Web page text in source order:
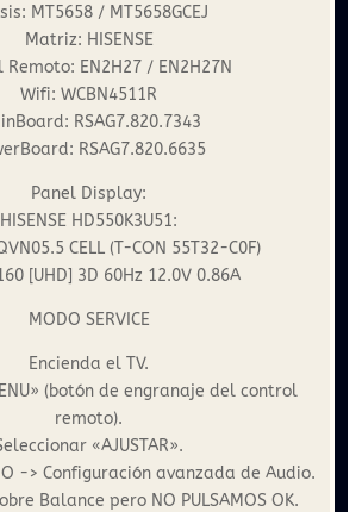
MT5658 / MT5658GCEJ
Matriz: HISENSE
Remoto: EN2H27 / EN2H27N
Wifi: WCBN4511R
RSAG7.820.7343
RSAG7.820.6635
Panel Display:
HISENSE HD550K3U51:
CELL (T-CON 55T32-C0F)
[UHD] 3D 60Hz 12.0V 0.86A
MODO SERVICE
Encienda el TV.
(botón de engranaje del control
remoto).
«AJUSTAR».
-> Configuración avanzada de Audio.
Balance pero NO PULSAMOS OK.